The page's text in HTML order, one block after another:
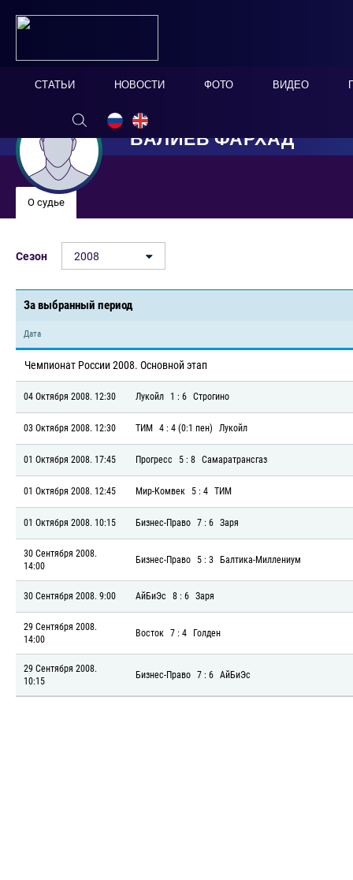
СТАТЬИ НОВОСТИ ФОТО ВИДЕО
ВАЛИЕВ ФАРХАД
О судье
Сезон 2008
За выбранный период
Дата
Чемпионат России 2008. Основной этап
04 Октября 2008. 12:30 Лукойл 1 : 6 Строгино
03 Октября 2008. 12:30 ТИМ 4 : 4 (0:1 пен) Лукойл
01 Октября 2008. 17:45 Прогресс 5 : 8 Самаратрансгаз
01 Октября 2008. 12:45 Мир-Комвек 5 : 4 ТИМ
01 Октября 2008. 10:15 Бизнес-Право 7 : 6 Заря
30 Сентября 2008.
14:00
Бизнес-Право 5 : 3 Балтика-Миллениум
30 Сентября 2008. 9:00 АйБиЭс 8 : 6 Заря
29 Сентября 2008.
14:00
Восток 7 : 4 Голден
29 Сентября 2008.
10:15
Бизнес-Право 7 : 6 АйБиЭс